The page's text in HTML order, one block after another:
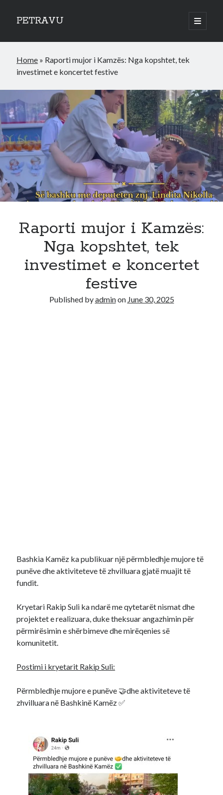
PETRAVU
open
primary
Sidebar
Bank
Credit Cards
Home » Raporti mujor i Kamzës: Nga kopshtet, tek
investimet e koncertet festive
Raporti mujor i Kamzës:
Nga kopshtet, tek
investimet e koncertet
festive
Published byadminon June 30, 2025
Bashkia Kamëz ka publikuar një përmbledhje mujore të
punëve dhe aktiviteteve të zhvilluara gjatë muajit të
fundit.
Kryetari Rakip Suli ka ndarë me qytetarët nismat dhe
projektet e realizuara, duke theksuar angazhimin për
përmirësimin e shërbimeve dhe mirëqenies së
komunitetit.
Postimi i kryetarit Rakip Suli:
Përmbledhje mujore e punëve 🤝dhe aktiviteteve të
zhvilluara në Bashkinë Kamëz ✅